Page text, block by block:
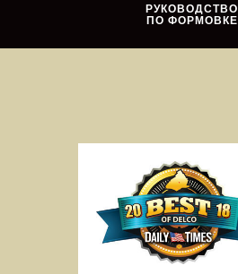
РУКОВОДСТВО
ПО ФОРМОВКЕ